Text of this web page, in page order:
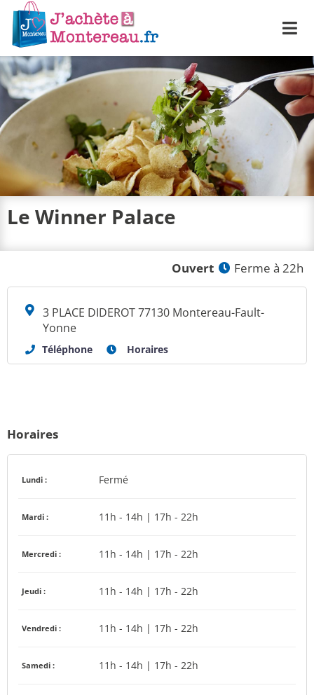
Le Winner Palace
Ouvert Ferme à 22h
3 PLACE DIDEROT 77130 Montereau-Fault-
Yonne
Téléphone Horaires
Horaires
Lundi : Fermé
Mardi : 11h - 14h | 17h - 22h
Mercredi : 11h - 14h | 17h - 22h
Jeudi : 11h - 14h | 17h - 22h
Vendredi : 11h - 14h | 17h - 22h
Samedi : 11h - 14h | 17h - 22h